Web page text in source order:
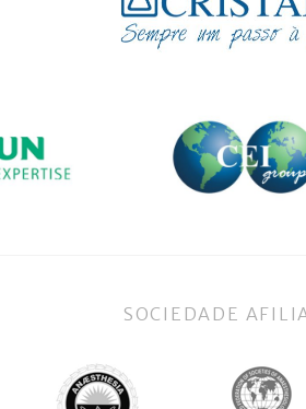
SOCIEDADE